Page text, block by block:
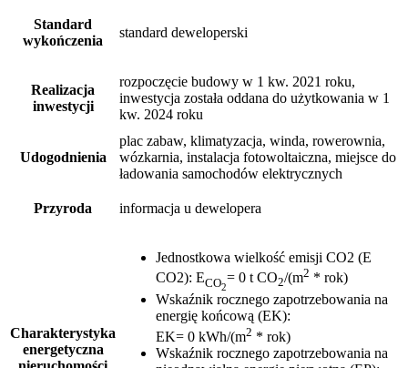
Standard
wykończenia
standard deweloperski
Realizacja
inwestycji
rozpoczęcie budowy w 1 kw. 2021 roku,
inwestycja została oddana do użytkowania w 1
kw. 2024 roku
Udogodnienia
plac zabaw, klimatyzacja, winda, rowerownia,
wózkarnia, instalacja fotowoltaiczna, miejsce do
ładowania samochodów elektrycznych
Przyroda informacja u dewelopera
Charakterystyka
energetyczna
Jednostkowa wielkość emisji CO2 (E
CO2): ECO2
= 0 t CO2/(m2 * rok)
Wskaźnik rocznego zapotrzebowania na
energię końcową (EK):
EK= 0 kWh/(m2 * rok)
Wskaźnik rocznego zapotrzebowania na